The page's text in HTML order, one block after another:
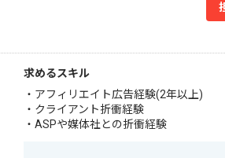
求めるスキル
・アフィリエイト広告経験(2年以上)
・クライアント折衝経験
・ASPや媒体社との折衝経験